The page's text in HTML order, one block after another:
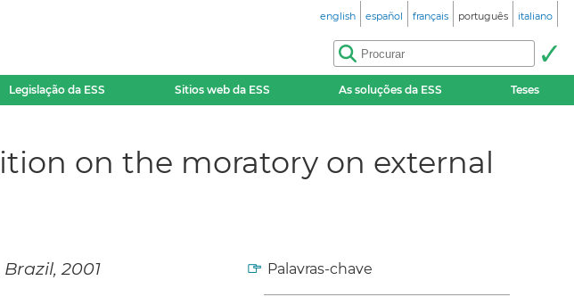
english español français português italiano
Legislação da ESS Sitios web da ESS As soluções da ESS Teses
on the moratory on external
2001 Palavras-chave